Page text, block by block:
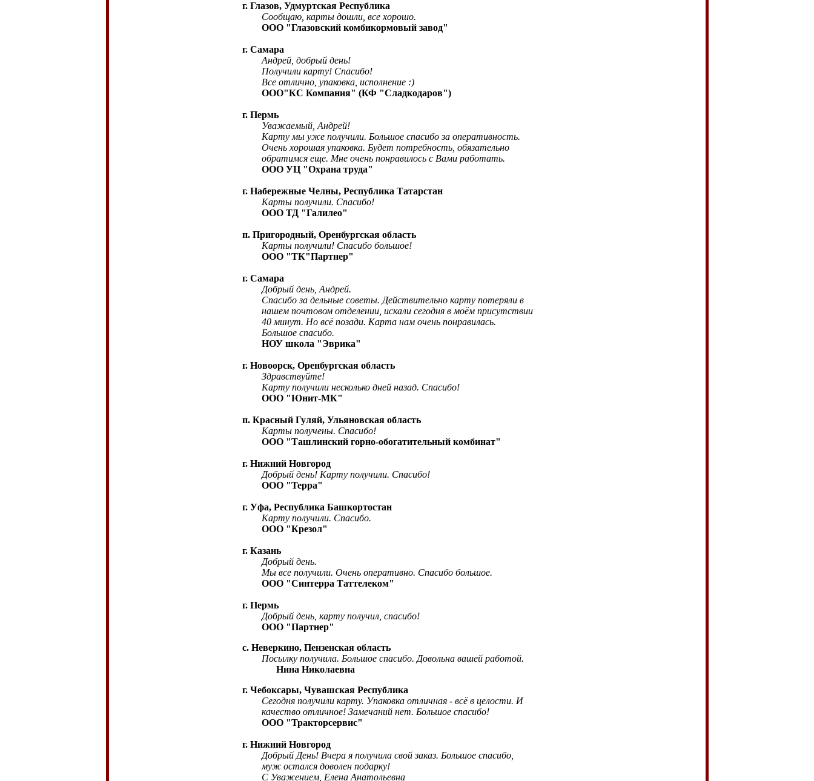
г. Глазов, Удмуртская Республика
Сообщаю, карты дошли, все хорошо.
ООО "Глазовский комбикормовый завод"
г. Самара
Андрей, добрый день!
Получили карту! Спасибо!
Все отлично, упаковка, исполнение :)
ООО"КС Компания" (КФ "Сладкодаров")
г. Пермь
Уважаемый, Андрей!
Карту мы уже получили. Большое спасибо за оперативность.
Очень хорошая упаковка. Будет потребность, обязательно
обратимся еще. Мне очень понравилось с Вами работать.
ООО УЦ "Охрана труда"
г. Набережные Челны, Республика Татарстан
Карты получили. Спасибо!
ООО ТД "Галилео"
п. Пригородный, Оренбургская область
Карты получили! Спасибо большое!
ООО "ТК"Партнер"
г. Самара
Добрый день, Андрей.
Спасибо за дельные советы. Действительно карту потеряли в
нашем почтовом отделении, искали сегодня в моём присутствии
40 минут. Но всё позади. Карта нам очень понравилась.
Большое спасибо.
НОУ школа "Эврика"
г. Новоорск, Оренбургская область
Здравствуйте!
Карту получили несколько дней назад. Спасибо!
ООО "Юнит-МК"
п. Красный Гуляй, Ульяновская область
Карты получены. Спасибо!
ООО "Ташлинский горно-обогатительный комбинат"
г. Нижний Новгород
Добрый день! Карту получили. Спасибо!
ООО "Терра"
г. Уфа, Республика Башкортостан
Карту получили. Спасибо.
ООО "Крезол"
г. Казань
Добрый день.
Мы все получили. Очень оперативно. Спасибо большое.
ООО "Синтерра Таттелеком"
г. Пермь
Добрый день, карту получил, спасибо!
ООО "Партнер"
с. Неверкино, Пензенская область
Посылку получила. Большое спасибо. Довольна вашей работой.
Нина Николаевна
г. Чебоксары, Чувашская Республика
Сегодня получили карту. Упаковка отличная - всё в целости. И
качество отличное! Замечаний нет. Большое спасибо!
ООО "Тракторсервис"
г. Нижний Новгород
Добрый День! Вчера я получила свой заказ. Большое спасибо,
муж остался доволен подарку!
С Уважением, Елена Анатольевна